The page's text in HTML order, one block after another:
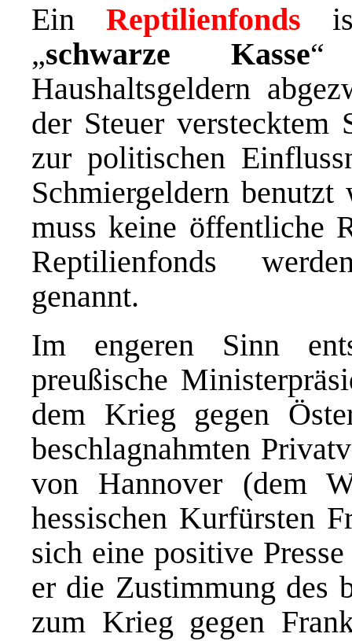
Ein Reptilienfonds
„schwarze Kasse“
Haushaltsgeldern
der Steuer verstecktem
zur politischen
Schmiergeldern
muss keine öffentliche
Reptilienfonds
genannt.
Im engeren Sinn
preußische
dem Krieg gegen
beschlagnahmten
von Hannover (dem
hessischen Kurfürsten
sich eine positive
er die Zustimmung des
zum Krieg gegen